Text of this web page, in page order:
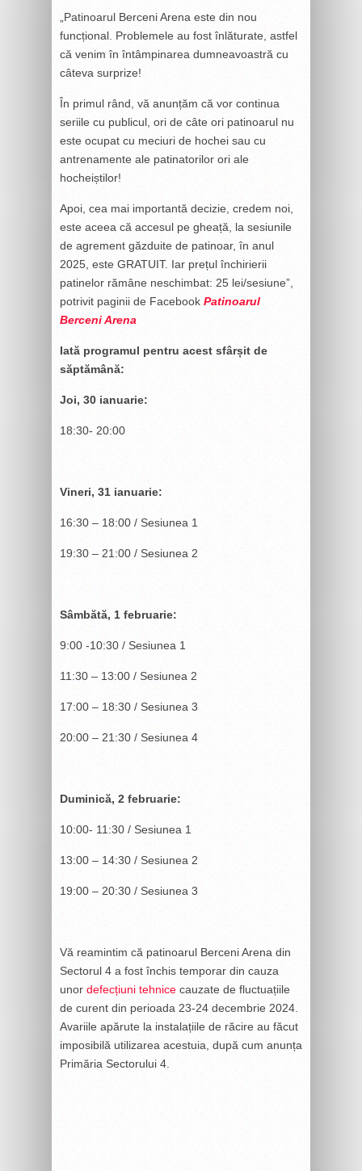
„Patinoarul Berceni Arena este din nou
funcțional. Problemele au fost înlăturate, astfel
că venim în întâmpinarea dumneavoastră cu
câteva surprize!
În primul rând, vă anunțăm că vor continua
seriile cu publicul, ori de câte ori patinoarul nu
este ocupat cu meciuri de hochei sau cu
antrenamente ale patinatorilor ori ale
hocheiștilor!
Apoi, cea mai importantă decizie, credem noi,
este aceea că accesul pe gheață, la sesiunile
de agrement găzduite de patinoar, în anul
2025, este GRATUIT. Iar prețul închirierii
patinelor rămâne neschimbat: 25 lei/sesiune”,
potrivit paginii de Facebook Patinoarul
Berceni Arena
Iată programul pentru acest sfârșit de
săptămână:
Joi, 30 ianuarie:
18:30- 20:00
Vineri, 31 ianuarie:
16:30 – 18:00 / Sesiunea 1
19:30 – 21:00 / Sesiunea 2
Sâmbătă, 1 februarie:
9:00 -10:30 / Sesiunea 1
11:30 – 13:00 / Sesiunea 2
17:00 – 18:30 / Sesiunea 3
20:00 – 21:30 / Sesiunea 4
Duminică, 2 februarie:
10:00- 11:30 / Sesiunea 1
13:00 – 14:30 / Sesiunea 2
19:00 – 20:30 / Sesiunea 3
Vă reamintim că patinoarul Berceni Arena din
Sectorul 4 a fost închis temporar din cauza
unor defecțiuni tehnice cauzate de fluctuațiile
de curent din perioada 23-24 decembrie 2024.
Avariile apărute la instalațiile de răcire au făcut
imposibilă utilizarea acestuia, după cum anunța
Primăria Sectorului 4.